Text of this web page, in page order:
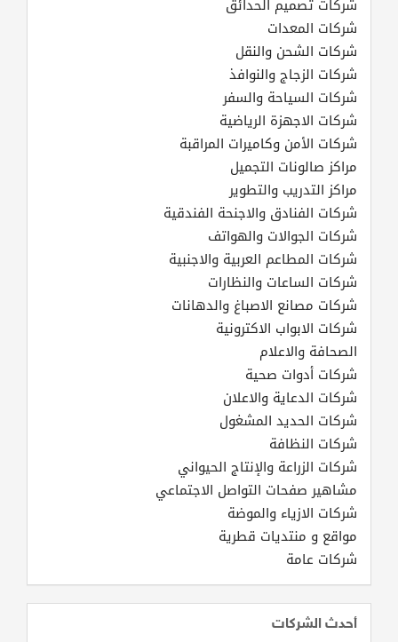
شركات تصميم الحدائق
شركات المعدات
شركات الشحن والنقل
شركات الزجاج والنوافذ
شركات السياحة والسفر
شركات الاجهزة الرياضية
شركات الأمن وكاميرات المراقبة
مراكز صالونات التجميل
مراكز التدريب والتطوير
شركات الفنادق والاجنحة الفندقية
شركات الجوالات والهواتف
شركات المطاعم العربية والاجنبية
شركات الساعات والنظارات
شركات مصانع الاصباغ والدهانات
شركات الابواب الاكترونية
الصحافة والاعلام
شركات أدوات صحية
شركات الدعاية والاعلان
شركات الحديد المشغول
شركات النظافة
شركات الزراعة والإنتاج الحيواني
مشاهير صفحات التواصل الاجتماعي
شركات الازياء والموضة
مواقع و منتديات قطرية
شركات عامة
أحدث الشركات